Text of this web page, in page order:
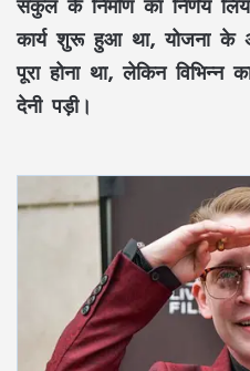
कार्य शुरू हुआ था, योजना के
पूरा होना था, लेकिन विभिन्न
देनी पड़ी।